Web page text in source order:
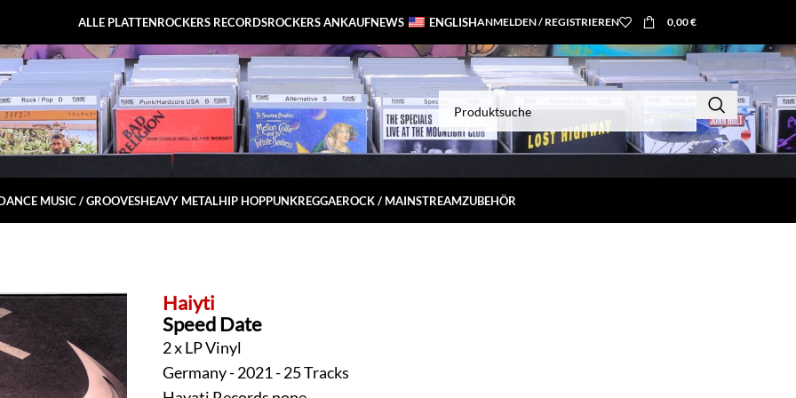
ALLE PLATTENROCKERS RECORDSROCKERS ANKAUFNEWS ENGLISHANMELDEN / REGISTRIEREN 0,00€
MUSIC / GROOVESHEAVY METALHIP HOPPUNKREGGAEROCK / MAINSTREAMZUBEHÖR
Haiyti
Speed Date
2 x LP Vinyl
Germany - 2021 - 25 Tracks